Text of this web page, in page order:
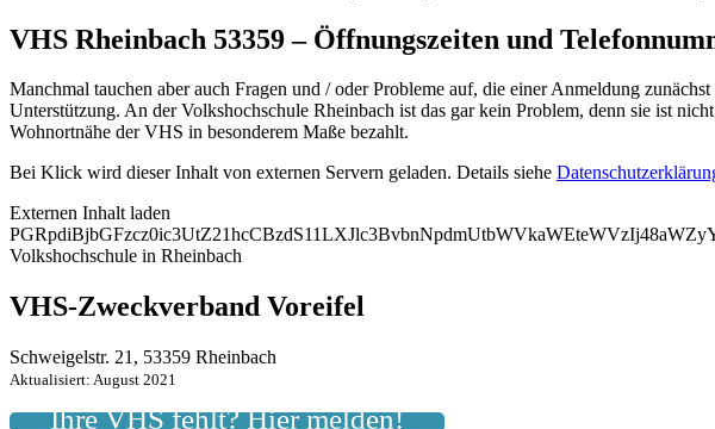
VHS Rheinbach 53359 – Öffnungszeiten und
Manchmal tauchen aber auch Fragen und / oder Probleme auf, die einer Anmeldung
Unterstützung. An der Volkshochschule Rheinbach ist das gar kein Problem, denn sie ist
Wohnortnähe der VHS in besonderem Maße bezahlt.
Bei Klick wird dieser Inhalt von externen Servern geladen. Details siehe
Externen Inhalt laden
Volkshochschule in Rheinbach
VHS-Zweckverband Voreifel
Schweigelstr. 21, 53359 Rheinbach
Aktualisiert: August 2021
Ihre VHS fehlt? Hier melden!